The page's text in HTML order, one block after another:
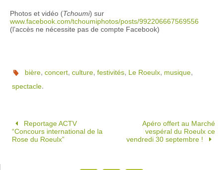
Photos et vidéo (Tchoumi) sur
www.facebook.com/tchoumiphotos/posts/992206667569556
(l’accès ne nécessite pas de compte Facebook)
bière,concert,culture,festivités, Le Roeulx, musique,
spectacle.
Reportage ACTV
“Concours international de la
Rose du Roeulx”
Apéro offert au Marché
vespéral du Roeulx ce
vendredi 30 septembre !